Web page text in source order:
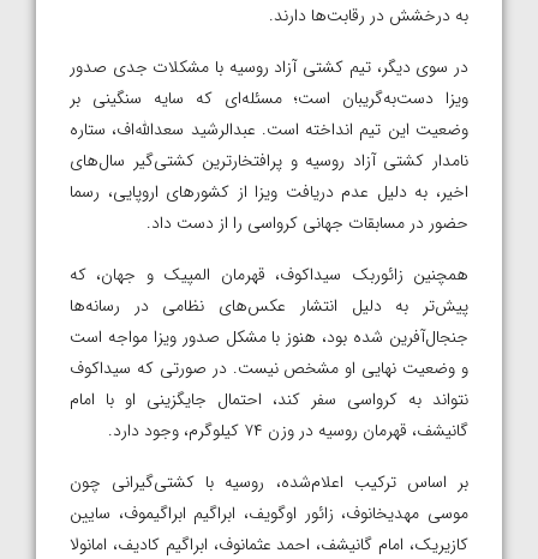
به درخشش در رقابت‌ها دارند.
در سوی دیگر، تیم کشتی آزاد روسیه با مشکلات جدی صدور
ویزا دست‌به‌گریبان است؛ مسئله‌ای که سایه سنگینی بر
وضعیت این تیم انداخته است. عبدالرشید سعدالله‌اف، ستاره
نامدار کشتی آزاد روسیه و پرافتخارترین کشتی‌گیر سال‌های
اخیر، به دلیل عدم دریافت ویزا از کشورهای اروپایی، رسما
حضور در مسابقات جهانی کرواسی را از دست داد.
همچنین زائوربک سیداکوف، قهرمان المپیک و جهان، که
پیش‌تر به دلیل انتشار عکس‌های نظامی در رسانه‌ها
جنجال‌آفرین شده بود، هنوز با مشکل صدور ویزا مواجه است
و وضعیت نهایی او مشخص نیست. در صورتی که سیداکوف
نتواند به کرواسی سفر کند، احتمال جایگزینی او با امام
گانیشف، قهرمان روسیه در وزن ۷۴ کیلوگرم، وجود دارد.
بر اساس ترکیب اعلام‌شده، روسیه با کشتی‌گیرانی چون
موسی مهدیخانوف، زائور اوگویف، ابراگیم ابراگیموف، سایین
کازیریک، امام گانیشف، احمد عثمانوف، ابراگیم کادیف، امانولا